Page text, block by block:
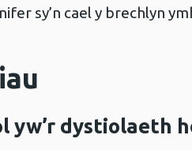
sy’n cael y brechlyn
yw’r dystiolaeth